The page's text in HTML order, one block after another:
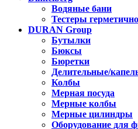
Водяные бани
Тестеры
DURAN Group
Бутылки
Бюксы
Бюретки
Делительные/
Колбы
Мерная посуда
Мерные колбы
Мерные цилиндры
Оборудование для